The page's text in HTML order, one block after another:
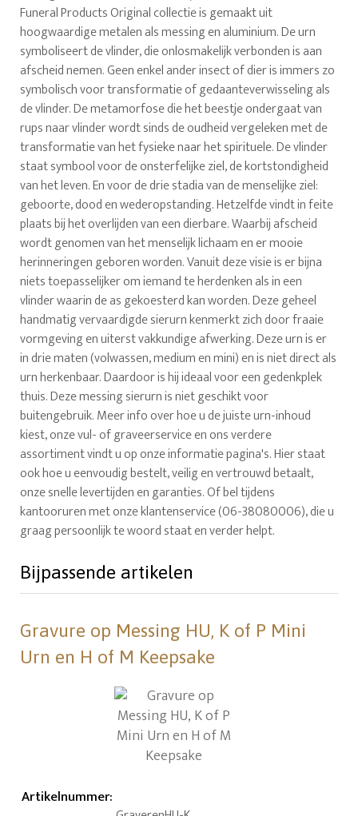
Funeral Products Original collectie is gemaakt uit
hoogwaardige metalen als messing en aluminium. De urn
symboliseert de vlinder, die onlosmakelijk verbonden is aan
afscheid nemen. Geen enkel ander insect of dier is immers zo
symbolisch voor transformatie of gedaanteverwisseling als
de vlinder. De metamorfose die het beestje ondergaat van
rups naar vlinder wordt sinds de oudheid vergeleken met de
transformatie van het fysieke naar het spirituele. De vlinder
staat symbool voor de onsterfelijke ziel, de kortstondigheid
van het leven. En voor de drie stadia van de menselijke ziel:
geboorte, dood en wederopstanding. Hetzelfde vindt in feite
plaats bij het overlijden van een dierbare. Waarbij afscheid
wordt genomen van het menselijk lichaam en er mooie
herinneringen geboren worden. Vanuit deze visie is er bijna
niets toepasselijker om iemand te herdenken als in een
vlinder waarin de as gekoesterd kan worden. Deze geheel
handmatig vervaardigde sierurn kenmerkt zich door fraaie
vormgeving en uiterst vakkundige afwerking. Deze urn is er
in drie maten (volwassen, medium en mini) en is niet direct als
urn herkenbaar. Daardoor is hij ideaal voor een gedenkplek
thuis. Deze messing sierurn is niet geschikt voor
buitengebruik. Meer info over hoe u de juiste urn-inhoud
kiest, onze vul- of graveerservice en ons verdere
assortiment vindt u op onze informatie pagina's. Hier staat
ook hoe u eenvoudig bestelt, veilig en vertrouwd betaalt,
onze snelle levertijden en garanties. Of bel tijdens
kantooruren met onze klantenservice (06-38080006), die u
graag persoonlijk te woord staat en verder helpt.
Bijpassende artikelen
Gravure op Messing HU, K of P Mini
Urn en H of M Keepsake
Artikelnummer: